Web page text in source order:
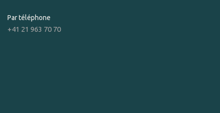
Par téléphone
+41 21 963 70 70